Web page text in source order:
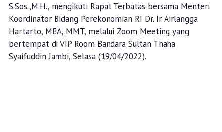
S.Sos.,M.H., mengikuti Rapat Terbatas bersama Menteri
Koordinator Bidang Perekonomian RI Dr. Ir. Airlangga
Hartarto, MBA,.MMT, melalui Zoom Meeting yang
bertempat di VIP Room Bandara Sultan Thaha
Syaifuddin Jambi, Selasa (19/04/2022).